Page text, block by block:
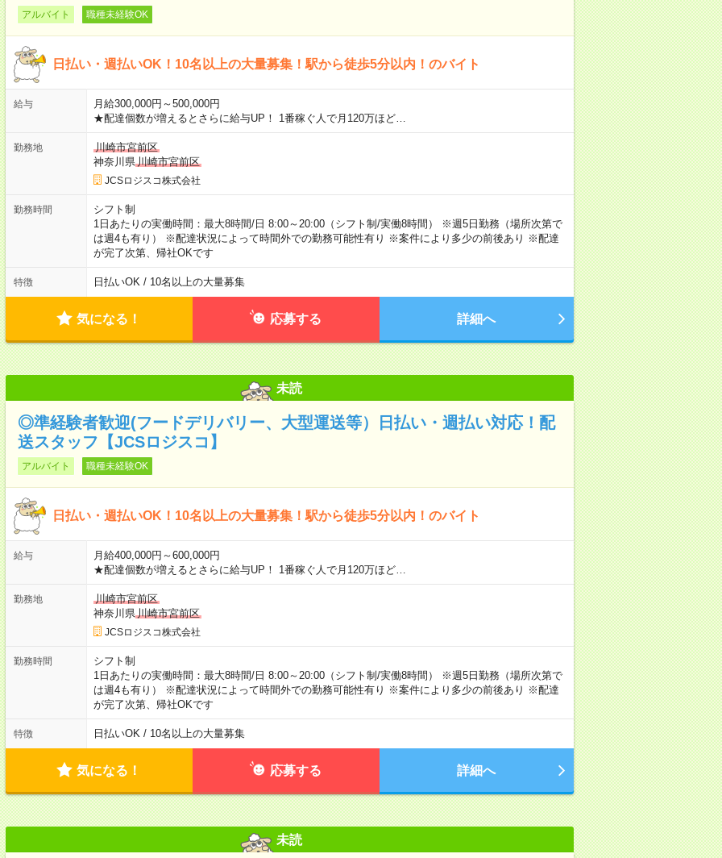
アルバイト 職種未経験OK
日払い・週払いOK！10名以上の大量募集！駅から徒歩5分以内！のバイト
給与
月給300,000円～500,000円
★配達個数が増えるとさらに給与UP！ 1番稼ぐ人で月120万ほど…
勤務地
川崎市宮前区
神奈川県川崎市宮前区
JCSロジスコ株式会社
勤務時間
シフト制
1日あたりの実働時間：最大8時間/日 8:00～20:00（シフト制/実働8時間） ※週5日勤務（場所次第で
は週4も有り） ※配達状況によって時間外での勤務可能性有り ※案件により多少の前後あり ※配達
が完了次第、帰社OKです
特徴 日払いOK / 10名以上の大量募集
気になる！ 応募する 詳細へ
未読
◎準経験者歓迎(フードデリバリー、大型運送等）日払い・週払い対応！配
送スタッフ【JCSロジスコ】
アルバイト 職種未経験OK
日払い・週払いOK！10名以上の大量募集！駅から徒歩5分以内！のバイト
給与
月給400,000円～600,000円
★配達個数が増えるとさらに給与UP！ 1番稼ぐ人で月120万ほど…
勤務地
川崎市宮前区
神奈川県川崎市宮前区
JCSロジスコ株式会社
勤務時間
シフト制
1日あたりの実働時間：最大8時間/日 8:00～20:00（シフト制/実働8時間） ※週5日勤務（場所次第で
は週4も有り） ※配達状況によって時間外での勤務可能性有り ※案件により多少の前後あり ※配達
が完了次第、帰社OKです
特徴 日払いOK / 10名以上の大量募集
気になる！ 応募する 詳細へ
未読